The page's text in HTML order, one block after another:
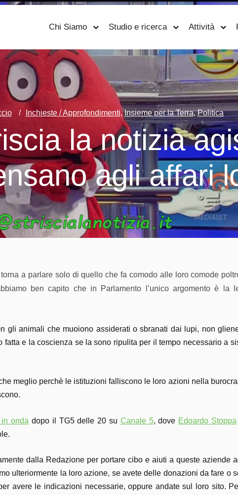
Chi Siamo Studio e ricerca Attività
Inchieste / Approfondimenti,Insieme per la Terra,Politica
la notizia
agli affari
a parlare solo di quello che fa comodo alle loro comode
ben capito che in Parlamento l’unico argomento è la
gli animali che muoiono assiderati o sbranati dai lupi, non
e la coscienza se la sono ripulita per il tempo necessario a
meglio perchè le istituzioni falliscono le loro azioni nella
onda dopo il TG5 delle 20 su Canale 5, dove Edoardo Stoppa
dalla Redazione per portare cibo e aiuti a queste aziende
ulteriormente la loro azione, se avete delle donazioni da fare o
avere le indicazioni necessarie, oppure andate sul loro sito.